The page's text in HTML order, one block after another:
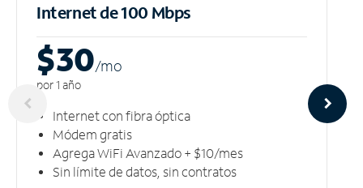
Internet de 100 Mbps
$30/mo
por 1 año
Internet con fibra óptica
Módem gratis
Agrega WiFi Avanzado + $10/mes
Sin límite de datos, sin contratos